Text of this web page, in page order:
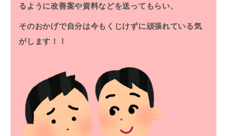
るように改善案や資料などを送ってもらい、
そのおかげで自分は今もくじけずに頑張れている気
がします！！